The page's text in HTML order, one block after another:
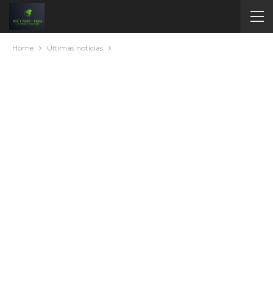
Home Últimas noticias